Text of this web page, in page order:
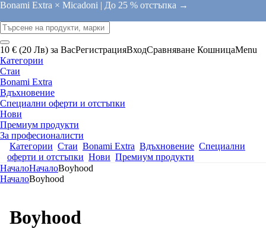
Bonami Extra × Micadoni | До 25 % отстъпка →
10 € (20 Лв) за ВасРегистрацияВходСравняване КошницаMenu
Категории
Стаи
Bonami Extra
Вдъхновение
Специални оферти и отстъпки
Нови
Премиум продукти
За професионалисти
Категории Стаи Bonami Extra Вдъхновение Специални
оферти и отстъпки Нови Премиум продукти
НачалоНачалоBoyhood
НачалоBoyhood
Boyhood